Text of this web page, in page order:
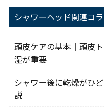
シャワーヘッド関連コ
頭皮ケアの基本｜頭皮
湿が重要
シャワー後に乾燥がひ
説